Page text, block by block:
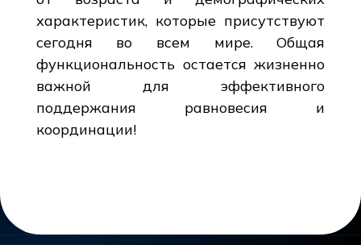
характеристик, которые присутствуют
сегодня во всем мире. Общая
функциональность остается жизненно
важной для эффективного
поддержания равновесия и
координации!